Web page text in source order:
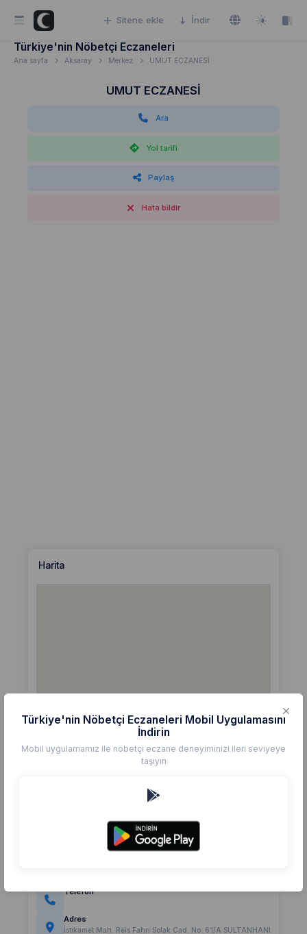
Sitene ekle İndir
Türkiye'nin Nöbetçi Eczaneleri
Ana sayfa Aksaray Merkez UMUT ECZANESİ
UMUT ECZANESİ
Ara
Yol tarifi
Paylaş
Hata bildir
Harita
UMUT ECZANESİ
Telefon
Adres
İstikamet Mah. Reis Fahri Solak Cad. No: 61/A SULTANHANI
Türkiye'nin Nöbetçi Eczaneleri Mobil Uygulamasını
İndirin
Mobil uygulamamız ile nöbetçi eczane deneyiminizi ileri seviyeye
taşıyın